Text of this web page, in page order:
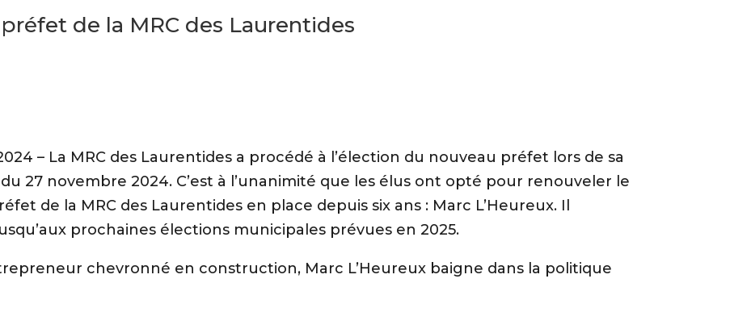
de la MRC des Laurentides
– La MRC des Laurentides a procédé à l’élection du nouveau préfet lors de sa
27 novembre 2024. C’est à l’unanimité que les élus ont opté pour renouveler le
de la MRC des Laurentides en place depuis six ans : Marc L’Heureux. Il
prochaines élections municipales prévues en 2025.
chevronné en construction, Marc L’Heureux baigne dans la politique